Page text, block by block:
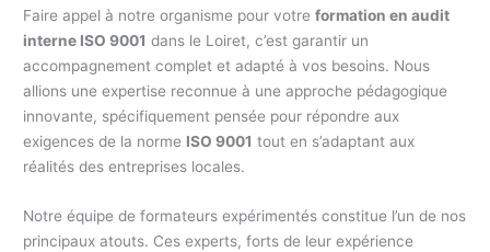
Faire appel à notre organisme pour votreformation en audit
interne ISO 9001 dans le Loiret, c’est garantir un
accompagnement complet et adapté à vos besoins. Nous
allions une expertise reconnue à une approche pédagogique
innovante, spécifiquement pensée pour répondre aux
exigences de la norme ISO 9001 tout en s’adaptant aux
réalités des entreprises locales.
Notre équipe de formateurs expérimentés constitue l’un de nos
principaux atouts. Ces experts, forts de leur expérience